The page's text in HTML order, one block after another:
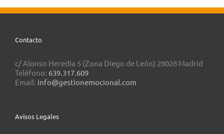
Contacto
c/ Alonso Heredia 5 (Zona Diego de León) 28028 Madrid
Teléfono: 639.317.609
Email: info@gestionemocional.com
Avisos Legales